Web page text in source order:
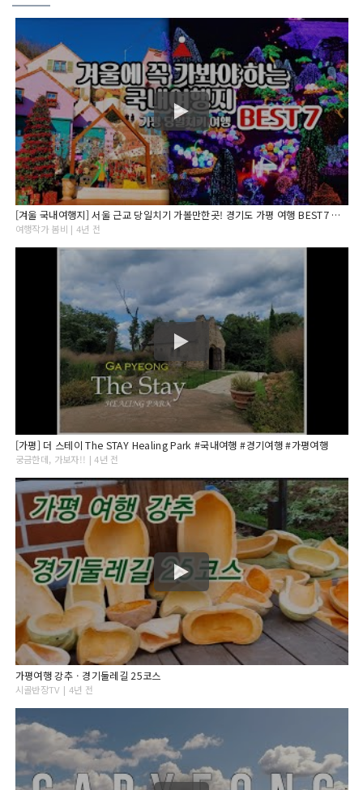
[겨울 국내여행지] 서울 근교 당일치기 가볼만한곳! 경기도 가평 여행 BEST7 아침고요수목원/오색별빛정원전
여행작가 봄비 | 4년 전
[가평] 더 스테이 The STAY Healing Park #국내여행 #경기여행 #가평여행
궁금한데, 가보자!! | 4년 전
가평여행 강추ㆍ경기둘레길 25코스
시골반장TV | 4년 전